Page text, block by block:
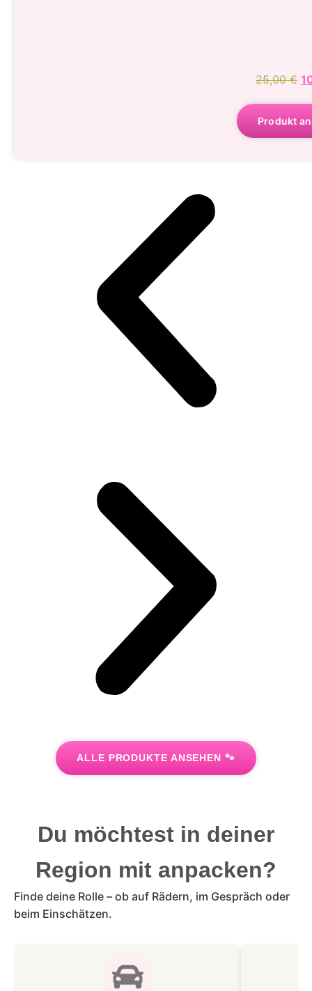
25,00€
Produkt
ALLE PRODUKTE ANSEHEN 🐾
Du möchtest in deiner
Region mit anpacken?
Finde deine Rolle – ob auf Rädern, im Gespräch oder
beim Einschätzen.